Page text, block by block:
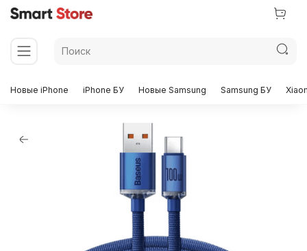
Новые iPhone iPhone БУ Новые Samsung Samsung БУ